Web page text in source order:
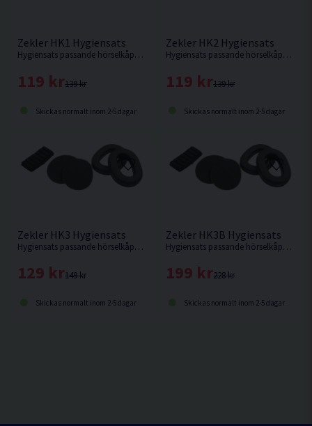
Zekler HK1 Hygiensats
Hygiensats passande hörselkåpor från Zekler.
139 kr
119 kr
Skickas normalt inom 2-5 dagar
Zekler HK2 Hygiensats
Hygiensats passande hörselkåpor från Zekler.
139 kr
119 kr
Skickas normalt inom 2-5 dagar
Zekler HK3 Hygiensats
Hygiensats passande hörselkåpor från Zekler.
149 kr
129 kr
Skickas normalt inom 2-5 dagar
Zekler HK3B Hygiensats
Hygiensats passande hörselkåpor från Zekler.
228 kr
199 kr
Skickas normalt inom 2-5 dagar